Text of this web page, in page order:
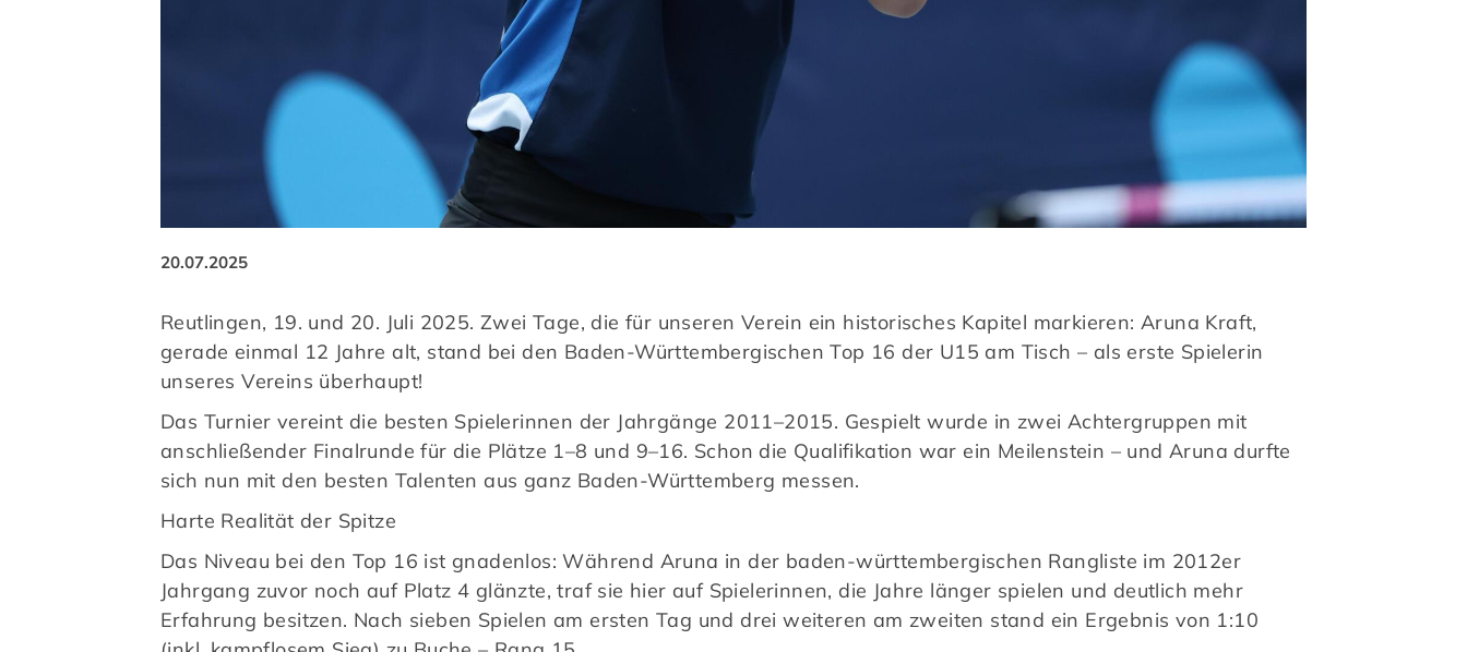
20.07.2025
Reutlingen, 19. und 20. Juli 2025. Zwei Tage, die für unseren Verein ein historisches Kapitel markieren: Aruna Kraft,
gerade einmal 12 Jahre alt, stand bei den Baden-Württembergischen Top 16 der U15 am Tisch – als erste Spielerin
unseres Vereins überhaupt!
Das Turnier vereint die besten Spielerinnen der Jahrgänge 2011–2015. Gespielt wurde in zwei Achtergruppen mit
anschließender Finalrunde für die Plätze 1–8 und 9–16. Schon die Qualifikation war ein Meilenstein – und Aruna durfte
sich nun mit den besten Talenten aus ganz Baden-Württemberg messen.
Harte Realität der Spitze
Das Niveau bei den Top 16 ist gnadenlos: Während Aruna in der baden-württembergischen Rangliste im 2012er
Jahrgang zuvor noch auf Platz 4 glänzte, traf sie hier auf Spielerinnen, die Jahre länger spielen und deutlich mehr
Erfahrung besitzen. Nach sieben Spielen am ersten Tag und drei weiteren am zweiten stand ein Ergebnis von 1:10